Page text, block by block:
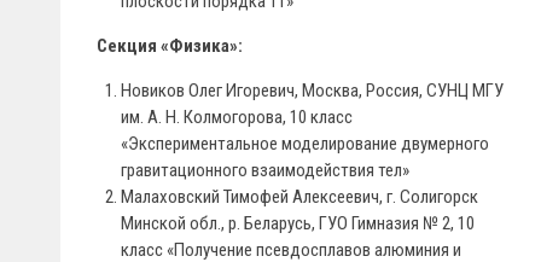
Секция «Физика»:
Новиков Олег Игоревич, Москва, Россия, СУНЦ МГУ
им. А. Н. Колмогорова, 10 класс
«Экспериментальное моделирование двумерного
гравитационного взаимодействия тел»
Малаховский Тимофей Алексеевич, г. Солигорск
Минской обл., р. Беларусь, ГУО Гимназия № 2, 10
класс «Получение псевдосплавов алюминия и